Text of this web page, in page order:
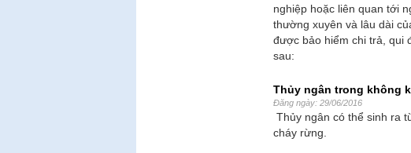
nghiệp hoặc liên quan tới
thường xuyên và lâu dài
được bảo hiểm chi trả, qui
sau:
Thủy ngân trong không
Đăng ngày: 29/06/2016
Thủy ngân có thể sinh ra
cháy rừng.